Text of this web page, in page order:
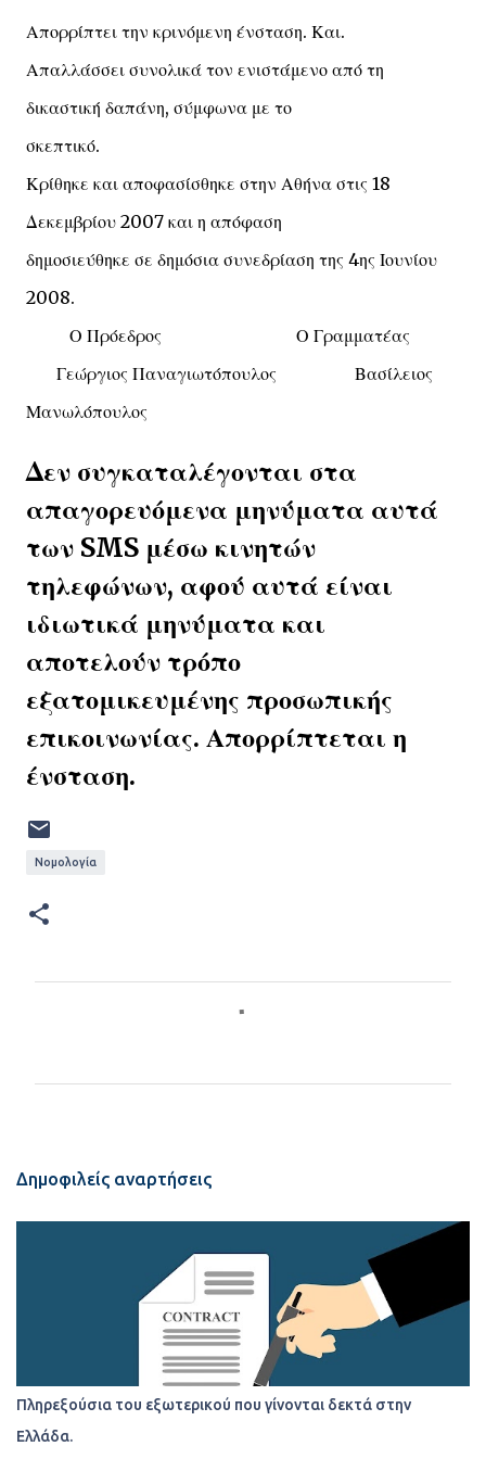
Απορρίπτει την κρινόμενη ένσταση. Και.
Απαλλάσσει συνολικά τον ενιστάμενο από τη
δικαστική δαπάνη, σύμφωνα με το
σκεπτικό.
Κρίθηκε και αποφασίσθηκε στην Αθήνα στις 18
Δεκεμβρίου 2007 και η απόφαση
δημοσιεύθηκε σε δημόσια συνεδρίαση της 4ης Ιουνίου
2008.
Ο Πρόεδρος Ο Γραμματέας
Γεώργιος Παναγιωτόπουλος Βασίλειος
Μανωλόπουλος
Δεν συγκαταλέγονται στα
απαγορευόμενα μηνύματα αυτά
των SMS μέσω κινητών
τηλεφώνων, αφού αυτά είναι
ιδιωτικά μηνύματα και
αποτελούν τρόπο
εξατομικευμένης προσωπικής
επικοινωνίας. Απορρίπτεται η
ένσταση.
Νομολογία
Δημοφιλείς αναρτήσεις
Πληρεξούσια του εξωτερικού που γίνονται δεκτά στην
Ελλάδα.